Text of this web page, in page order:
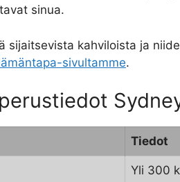
sinua.
sijaitsevista kahviloista ja
sivultamme.
Tiedot
Yli 300